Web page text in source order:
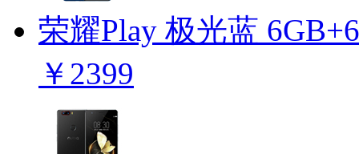
荣耀Play 极光蓝
￥2399